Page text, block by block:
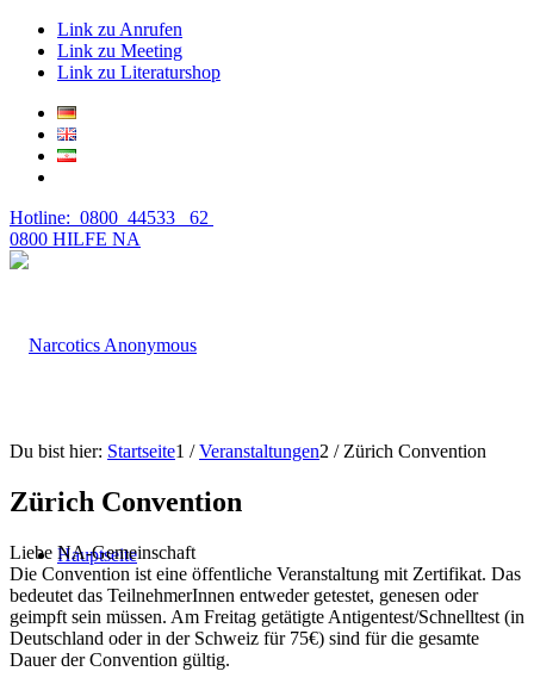
Link zu Anrufen
Link zu Meeting
Link zu Literaturshop
Hotline: 0800 44533 62
0800 HILFE NA
Hauptseite
Du bist hier: Startseite1 / Veranstaltungen2 / Zürich Convention
Zürich Convention
Liebe NA-Gemeinschaft
Die Convention ist eine öffentliche Veranstaltung mit Zertifikat. Das
bedeutet das TeilnehmerInnen entweder getestet, genesen oder
geimpft sein müssen. Am Freitag getätigte Antigentest/Schnelltest (in
Deutschland oder in der Schweiz für 75€) sind für die gesamte
Dauer der Convention gültig.